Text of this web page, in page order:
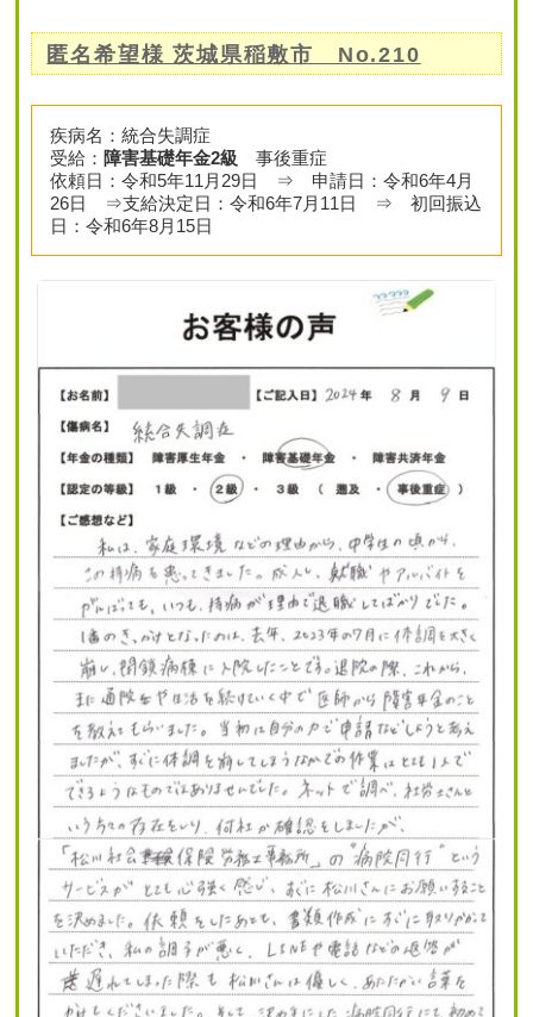
匿名希望様 茨城県稲敷市 No.210
疾病名：統合失調症
受給： 障害基礎年金2級 事後重症
依頼日：令和5年11月29日 ⇒ 申請日：令和6年4月
26日 ⇒支給決定日：令和6年7月11日 ⇒ 初回振込
日：令和6年8月15日